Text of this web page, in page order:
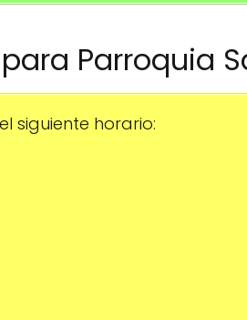
Parroquia
siguiente horario: